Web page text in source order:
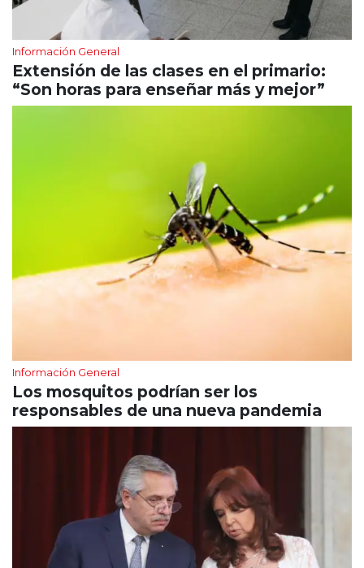
Información General
Extensión de las clases en el primario:
“Son horas para enseñar más y mejor”
Información General
Los mosquitos podrían ser los
responsables de una nueva pandemia